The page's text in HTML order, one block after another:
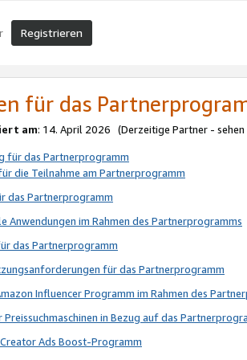
Registrieren
für das
am: 14. April 2026 (Derzeitige Partner - sehen
für das Partnerprogramm
die Teilnahme am Partnerprogramm
das Partnerprogramm
Anwendungen im Rahmen des Partnerprogramms
das Partnerprogramm
für das Partnerprogramm
Influencer Programm im Rahmen des
in Bezug auf das
Ads Boost-Programm